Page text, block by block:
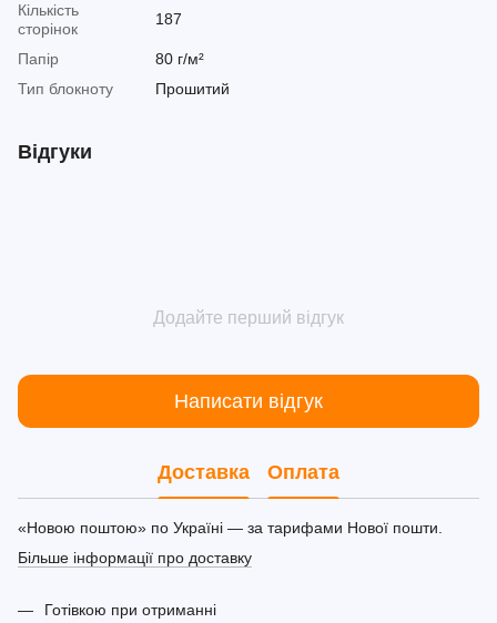
Кількість
сторінок
187
Папір
80 г/м²
Тип блокноту
Прошитий
Відгуки
Додайте перший відгук
Написати відгук
Доставка Оплата
«Новою поштою» по Україні — за тарифами Нової пошти.
Більше інформації про доставку
Готівкою при отриманні